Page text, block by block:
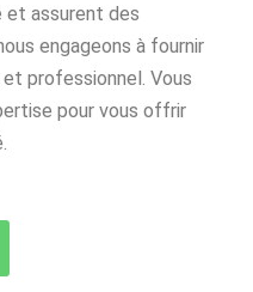
et assurent des
engageons à fournir
professionnel. Vous
pour vous offrir